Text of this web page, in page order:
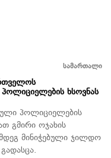
სამართალი
ხსოვნას
პოლიციელების
გმირი ოჯახის
მინიჭებული ჯილდო